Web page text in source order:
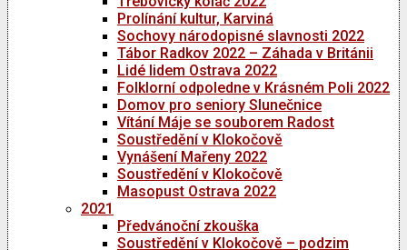
Prolínání kultur, Karviná
Sochovy národopisné slavnosti 2022
Tábor Radkov 2022 – Záhada v Británii
Lidé lidem Ostrava 2022
Folklorní odpoledne v Krásném Poli 2022
Domov pro seniory Slunečnice
Vítání Máje se souborem Radost
Soustředění v Klokočově
Vynášení Mařeny 2022
Soustředění v Klokočově
Masopust Ostrava 2022
2021
Předvánoční zkouška
Soustředění v Klokočově – podzim